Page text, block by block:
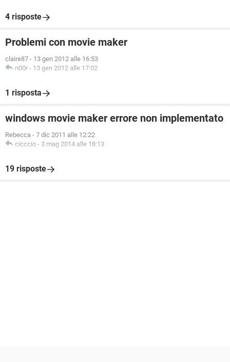
4 risposte
Problemi con movie maker
claire87 - 13 gen 2012 alle 16:53
n00r - 13 gen 2012 alle 17:02
1 risposta
windows movie maker errore non implementato
Rebecca - 7 dic 2011 alle 12:22
cicccio - 3 mag 2014 alle 18:13
19 risposte